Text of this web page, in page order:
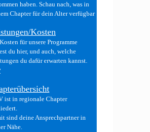
haben. Schau nach, was in
Chapter für dein Alter verfügbar
Kosten
für unsere Programme
du hier, und auch, welche
du dafür erwarten kannst.
ist in regionale Chapter
sind deine Ansprechpartner in
Nähe.